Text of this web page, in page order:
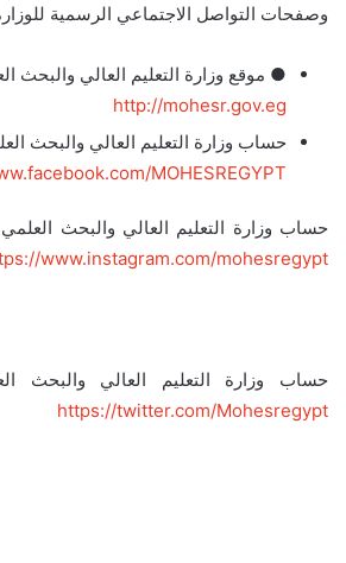
وصفحات التواصل الاجتماعي الرسمية للوزارة
● موقع وزارة التعليم العالي والبحث
http://mohesr.gov.eg
حساب وزارة التعليم العالي والبحث
MOHESREGYPT ●
حساب وزارة التعليم العالي والبحث
www.instagram.com/mohesregypt/
حساب وزارة التعليم العالي والبحث
https://twitter.com/Mohesregypt